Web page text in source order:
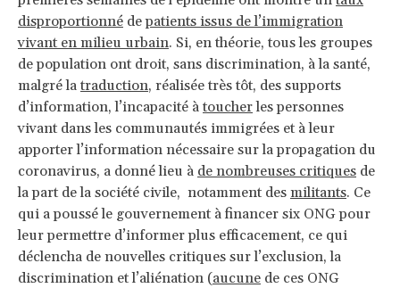
disproportionné depatients issus de l’immigration
vivant en milieu urbain. Si, en théorie, tous les groupes
de population ont droit, sans discrimination, à la santé,
malgré la traduction, réalisée très tôt, des supports
d’information, l’incapacité à toucherles personnes
vivant dans les communautés immigrées et à leur
apporter l’information nécessaire sur la propagation du
coronavirus, a donné lieu à de nombreuses critiques de
la part de la société civile, notamment des militants. Ce
qui a poussé le gouvernement à financer six ONG pour
leur permettre d’informer plus efficacement, ce qui
déclencha de nouvelles critiques sur l’exclusion, la
discrimination et l’aliénation (aucune de ces ONG